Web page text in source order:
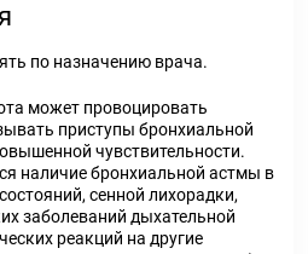
по назначению врача.
может провоцировать
приступы бронхиальной
чувствительности.
наличие бронхиальной астмы в
сенной лихорадки,
заболеваний дыхательной
реакций на другие